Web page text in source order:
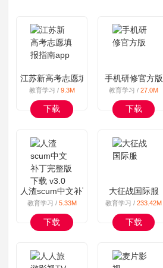
江苏新高考志愿填报指南app
教育学习 / 9.3M
下载
手机研修官方版
教育学习 /27.0M
下载
人渣scum中文补丁完整版下载 v3.0
教育学习 / 5.33M
下载
大征战国际服
教育学习 /233.42M
下载